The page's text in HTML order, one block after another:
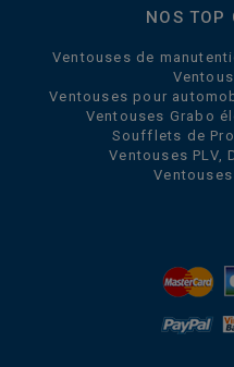
NOS TOP
Ventouses de
Ventouses pour
Ventouses Grabo
Soufflets de
Ventouses PLV,